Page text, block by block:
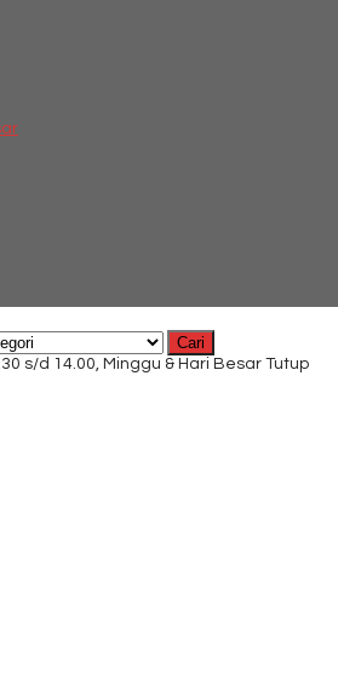
Cari
s/d 14.00, Minggu & Hari Besar Tutup